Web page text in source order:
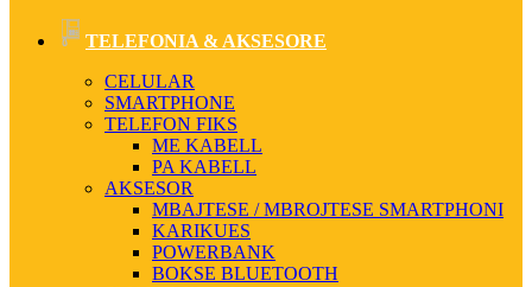
TELEFONIA & AKSESORE
CELULAR
SMARTPHONE
TELEFON FIKS
ME KABELL
PA KABELL
AKSESOR
MBAJTESE / MBROJTESE SMARTPHONI
KARIKUES
POWERBANK
BOKSE BLUETOOTH